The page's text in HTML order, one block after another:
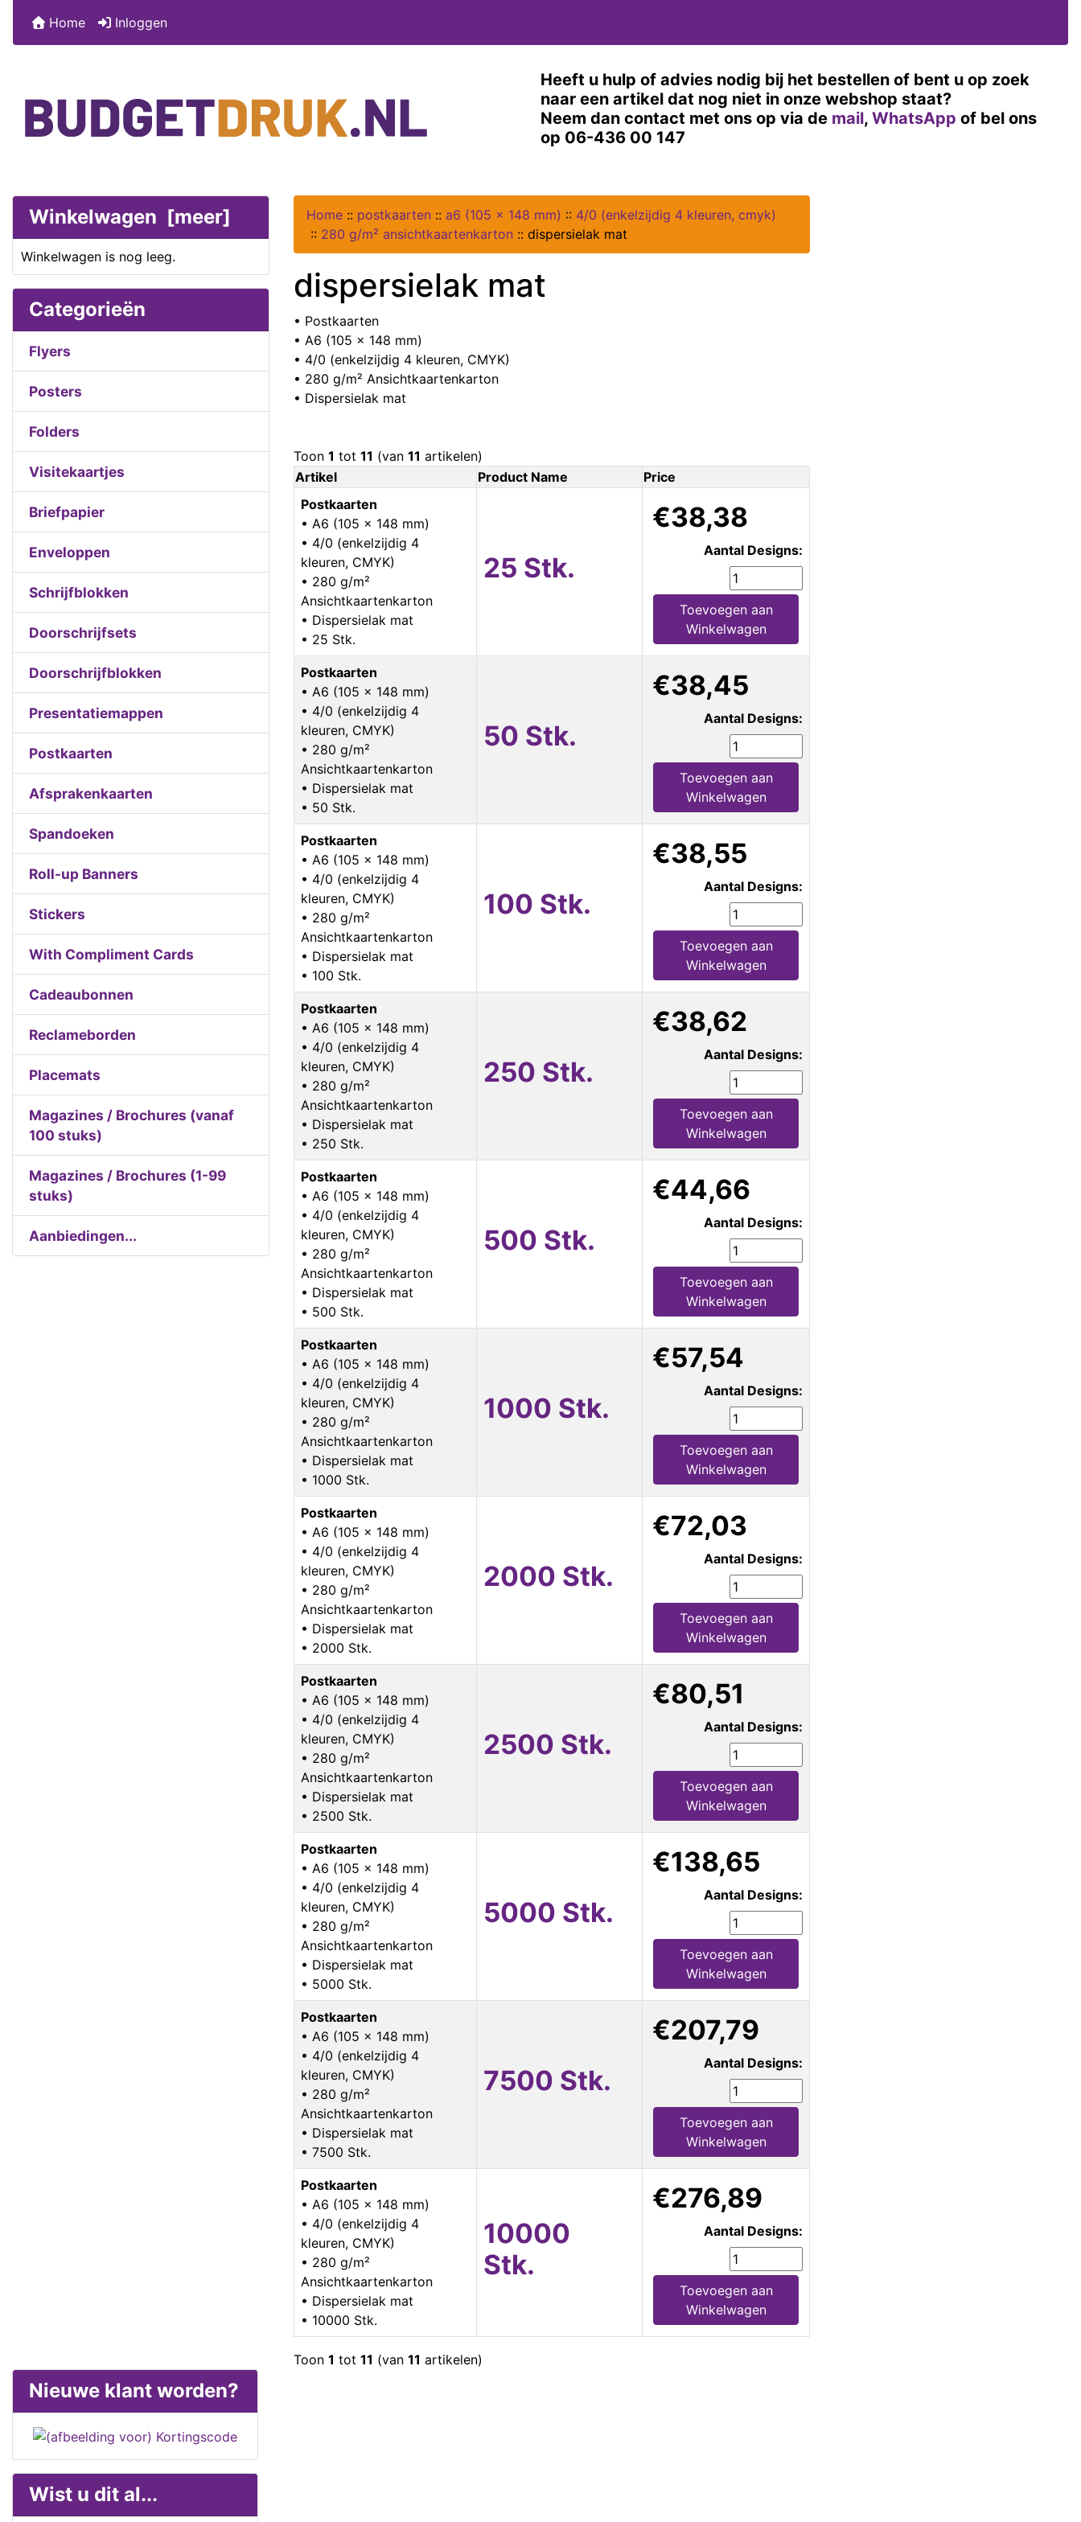
Home Inloggen
Heeft u hulp of advies nodig bij het bestellen of bent u op zoek
naar een artikel dat nog niet in onze webshop staat?
Neem dan contact met ons op via de mail, WhatsApp of bel ons
op 06-436 00 147
Winkelwagen [meer]
Winkelwagen is nog leeg.
Categorieën
Flyers
Posters
Folders
Visitekaartjes
Briefpapier
Enveloppen
Schrijfblokken
Doorschrijfsets
Doorschrijfblokken
Presentatiemappen
Postkaarten
Afsprakenkaarten
Spandoeken
Roll-up Banners
Stickers
With Compliment Cards
Cadeaubonnen
Reclameborden
Placemats
Magazines / Brochures (vanaf
100 stuks)
Magazines / Brochures (1-99
stuks)
Aanbiedingen...
Home :: postkaarten :: a6 (105 x 148 mm) :: 4/0 (enkelzijdig 4 kleuren, cmyk)
:: 280 g/m² ansichtkaartenkarton :: dispersielak mat
dispersielak mat
• Postkaarten
• A6 (105 x 148 mm)
• 4/0 (enkelzijdig 4 kleuren, CMYK)
• 280 g/m² Ansichtkaartenkarton
• Dispersielak mat
Toon 1 tot 11 (van 11 artikelen)
Artikel
Product Name
Price
Postkaarten
• A6 (105 x 148 mm)
• 4/0 (enkelzijdig 4
kleuren, CMYK)
• 280 g/m²
Ansichtkaartenkarton
• Dispersielak mat
• 25 Stk.
25 Stk.
€38,38
Aantal Designs:
Toevoegen aan
Winkelwagen
Postkaarten
• A6 (105 x 148 mm)
• 4/0 (enkelzijdig 4
kleuren, CMYK)
• 280 g/m²
Ansichtkaartenkarton
• Dispersielak mat
• 50 Stk.
50 Stk.
€38,45
Aantal Designs:
Toevoegen aan
Winkelwagen
Postkaarten
• A6 (105 x 148 mm)
• 4/0 (enkelzijdig 4
kleuren, CMYK)
• 280 g/m²
Ansichtkaartenkarton
• Dispersielak mat
• 100 Stk.
100 Stk.
€38,55
Aantal Designs:
Toevoegen aan
Winkelwagen
Postkaarten
• A6 (105 x 148 mm)
• 4/0 (enkelzijdig 4
kleuren, CMYK)
• 280 g/m²
Ansichtkaartenkarton
• Dispersielak mat
• 250 Stk.
250 Stk.
€38,62
Aantal Designs:
Toevoegen aan
Winkelwagen
Postkaarten
• A6 (105 x 148 mm)
• 4/0 (enkelzijdig 4
kleuren, CMYK)
• 280 g/m²
Ansichtkaartenkarton
• Dispersielak mat
• 500 Stk.
500 Stk.
€44,66
Aantal Designs:
Toevoegen aan
Winkelwagen
Postkaarten
• A6 (105 x 148 mm)
• 4/0 (enkelzijdig 4
kleuren, CMYK)
• 280 g/m²
Ansichtkaartenkarton
• Dispersielak mat
• 1000 Stk.
1000 Stk.
€57,54
Aantal Designs:
Toevoegen aan
Winkelwagen
Postkaarten
• A6 (105 x 148 mm)
• 4/0 (enkelzijdig 4
kleuren, CMYK)
• 280 g/m²
Ansichtkaartenkarton
• Dispersielak mat
• 2000 Stk.
2000 Stk.
€72,03
Aantal Designs:
Toevoegen aan
Winkelwagen
Postkaarten
• A6 (105 x 148 mm)
• 4/0 (enkelzijdig 4
kleuren, CMYK)
• 280 g/m²
Ansichtkaartenkarton
• Dispersielak mat
• 2500 Stk.
2500 Stk.
€80,51
Aantal Designs:
Toevoegen aan
Winkelwagen
Postkaarten
• A6 (105 x 148 mm)
• 4/0 (enkelzijdig 4
kleuren, CMYK)
• 280 g/m²
Ansichtkaartenkarton
• Dispersielak mat
• 5000 Stk.
5000 Stk.
€138,65
Aantal Designs:
Toevoegen aan
Winkelwagen
Postkaarten
• A6 (105 x 148 mm)
• 4/0 (enkelzijdig 4
kleuren, CMYK)
• 280 g/m²
Ansichtkaartenkarton
• Dispersielak mat
• 7500 Stk.
7500 Stk.
€207,79
Aantal Designs:
Toevoegen aan
Winkelwagen
Postkaarten
• A6 (105 x 148 mm)
• 4/0 (enkelzijdig 4
kleuren, CMYK)
• 280 g/m²
Ansichtkaartenkarton
• Dispersielak mat
• 10000 Stk.
10000
Stk.
€276,89
Aantal Designs:
Toevoegen aan
Winkelwagen
Toon 1 tot 11 (van 11 artikelen)
Nieuwe klant worden?
Wist u dit al...